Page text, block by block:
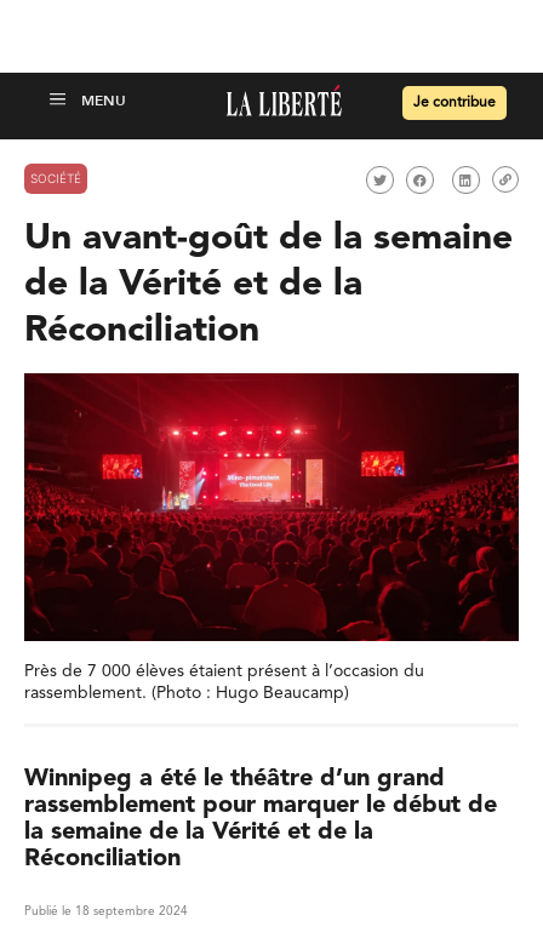
Je contribue
SOCIÉTÉ
Un avant-goût de la semaine
de la Vérité et de la
Réconciliation
Près de 7 000 élèves étaient présent à l’occasion du
rassemblement. (Photo : Hugo Beaucamp)
Winnipeg a été le théâtre d’un grand
rassemblement pour marquer le début de
la semaine de la Vérité et de la
Réconciliation
Publié le 18 septembre 2024